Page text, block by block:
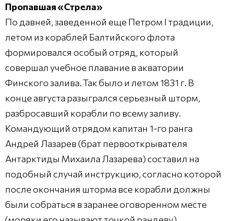
Пропавшая «Стрела»
По давней, заведенной еще Петром I традиции,
летом из кораблей Балтийского флота
формировался особый отряд, который
совершал учебное плавание в акватории
Финского залива. Так было и летом 1831 г. В
конце августа разыгрался серьезный шторм,
разбросавший корабли по всему заливу.
Командующий отрядом капитан 1-го ранга
Андрей Лазарев (брат первооткрывателя
Антарктиды Михаила Лазарева) составил на
подобный случай инструкцию, согласно которой
после окончания шторма все корабли должны
были собраться в заранее оговоренном месте